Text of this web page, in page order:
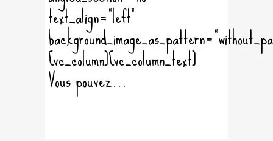
text_align="left"
[vc_column][vc_column_text]
Vous pouvez...